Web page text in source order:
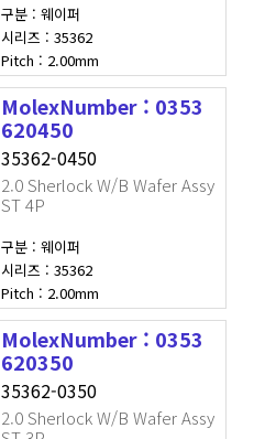
구분 : 웨이퍼
시리즈 : 35362
Pitch : 2.00mm
MolexNumber : 0353
620450
35362-0450
2.0 Sherlock W/B Wafer Assy
ST 4P
구분 : 웨이퍼
시리즈 : 35362
Pitch : 2.00mm
MolexNumber : 0353
620350
35362-0350
2.0 Sherlock W/B Wafer Assy